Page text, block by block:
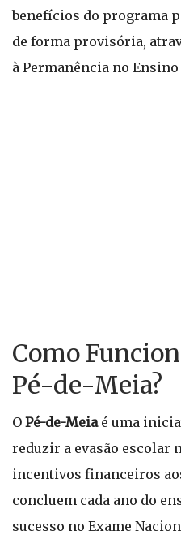
benefícios do programa
de forma provisória,
à Permanência no
Como
Pé-de-Meia?
O Pé-de-Meiaé uma
reduzir a evasão escolar
incentivos financeiros
concluem cada ano do
sucesso no Exame